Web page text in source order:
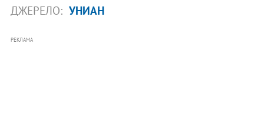
ДЖЕРЕЛО: УНИАН
РЕКЛАМА